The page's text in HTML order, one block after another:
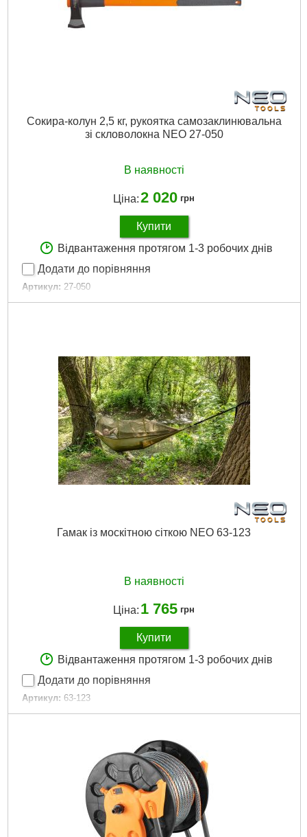
Сокира-колун 2,5 кг, рукоятка самозаклинювальна
зі скловолокна NEO 27-050
В наявності
Ціна:2 020 грн
Купити
Відвантаження протягом 1-3 робочих днів
Додати до порівняння
Артикул: 27-050
Код товару: 17.47.71
Вага брутто: 3,720 р
Докладніше...
Гамак із москітною сіткою NEO 63-123
В наявності
Ціна: 1 765 грн
Купити
Відвантаження протягом 1-3 робочих днів
Додати до порівняння
Артикул: 63-123
Код товару: 25.65.58
140 см
Максимальна вантажопідйомність: 200 кг
Габарити упаковки: 150x100x100 мм
100 р
Докладніше...